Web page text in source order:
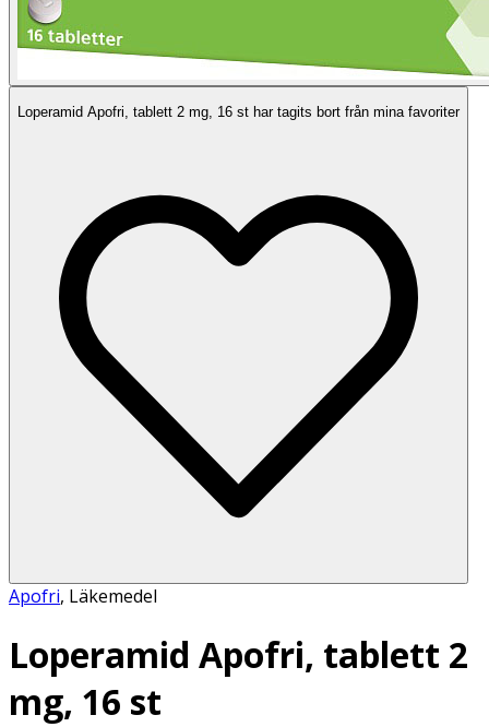
Loperamid Apofri, tablett 2 mg, 16 st har tagits bort från mina favoriter
Apofri, Läkemedel
Loperamid Apofri, tablett 2
mg, 16 st